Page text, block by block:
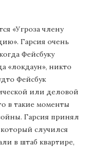
«Угроза члену
Гарсия очень
Фейсбуку
«локдаун», никто
Фейсбук
или деловой
в такие моменты
Гарсия принял
случился
в штаб квартире,